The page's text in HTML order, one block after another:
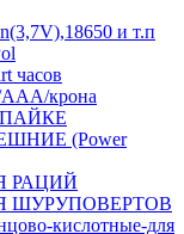
и т.п
часов
крона
(Power
РАЦИЙ
ШУРУПОВЕРТОВ
кислотные-для